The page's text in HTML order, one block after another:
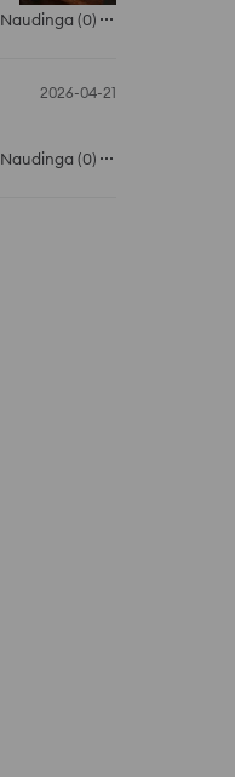
Naudinga (0)
2026-04-21
Naudinga (0)